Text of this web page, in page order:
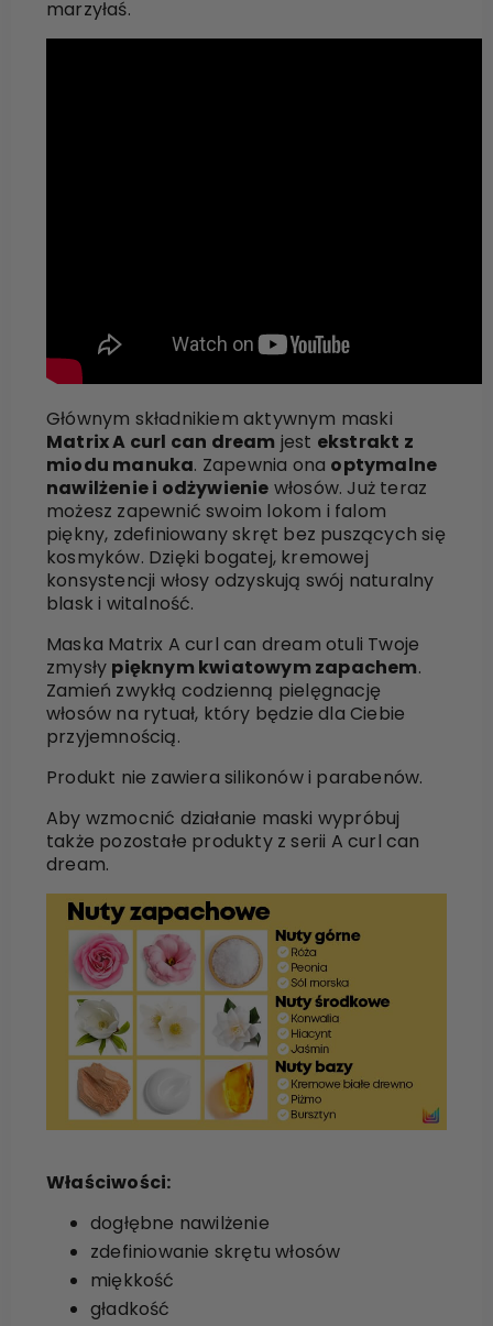
marzyłaś.
Głównym składnikiem aktywnym maski
Matrix A curl can dream jest ekstrakt z
miodu manuka. Zapewnia ona optymalne
nawilżenie i odżywienie włosów. Już teraz
możesz zapewnić swoim lokom i falom
piękny, zdefiniowany skręt bez puszących się
kosmyków. Dzięki bogatej, kremowej
konsystencji włosy odzyskują swój naturalny
blask i witalność.
Maska Matrix A curl can dream otuli Twoje
zmysły pięknym kwiatowym zapachem.
Zamień zwykłą codzienną pielęgnację
włosów na rytuał, który będzie dla Ciebie
przyjemnością.
Produkt nie zawiera silikonów i parabenów.
Aby wzmocnić działanie maski wypróbuj
także pozostałe produkty z serii A curl can
dream.
Właściwości:
dogłębne nawilżenie
zdefiniowanie skrętu włosów
miękkość
gładkość